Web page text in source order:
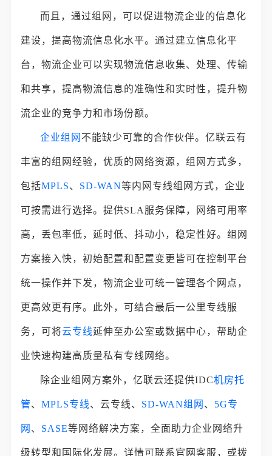
而且，通过组网，可以促进物流企业的信息化
建设，提高物流信息化水平。通过建立信息化平
台，物流企业可以实现物流信息收集、处理、传输
和共享，提高物流信息的准确性和实时性，提升物
流企业的竞争力和市场份额。
企业组网 不能缺少可靠的合作伙伴。亿联云有
丰富的组网经验，优质的网络资源，组网方式多，
包括MPLS、 SD-WAN等内网专线组网方式，企业
可按需进行选择。提供SLA服务保障，网络可用率
高，丢包率低，延时低、抖动小，稳定性好。组网
方案接入快，初始配置和配置变更皆可在控制平台
统一操作并下发，物流企业可统一管理各个网点，
更高效更有序。此外，可结合最后一公里专线服
务，可将云专线延伸至办公室或数据中心，帮助企
业快速构建高质量私有专线网络。
除企业组网方案外，亿联云还提供IDC机房托
管、MPLS专线、云专线、 SD-WAN组网 、 5G专
网 、 SASE等网络解决方案，全面助力企业网络升
级转型和国际化发展。详情可联系官网客服，或拨